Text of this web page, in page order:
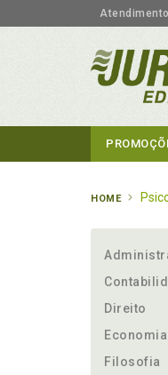
HOME
Direito
Economia
Filosofia